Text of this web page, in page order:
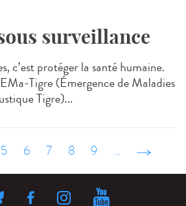
surveillance
c’est protéger la santé humaine.
(Émergence de Maladies
Tigre)...
5 6 7 8 9 … suivant ›